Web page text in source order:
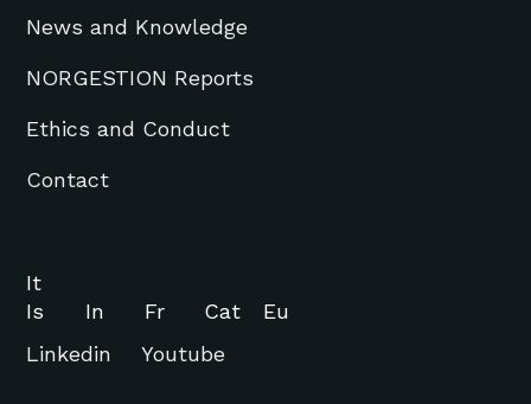
News and Knowledge
NORGESTION Reports
Ethics and Conduct
Contact
It
Is
In Fr Cat
Eu
Linkedin
Youtube